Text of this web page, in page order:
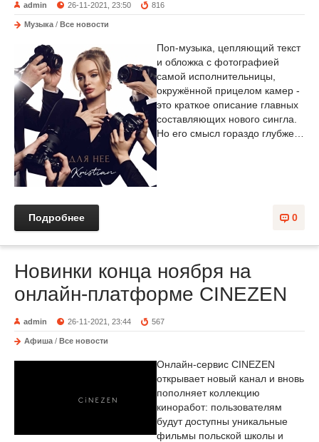
admin 26-11-2021, 23:50 816
Музыка / Все новости
Поп-музыка, цепляющий текст
и обложка с фотографией
самой исполнительницы,
окружённой прицелом камер -
это краткое описание главных
составляющих нового сингла.
Но его смысл гораздо глубже…
0
Подробнее
Новинки конца ноября на
онлайн-платформе CINEZEN
admin 26-11-2021, 23:44 567
Афиша / Все новости
Онлайн-сервис CINEZEN
открывает новый канал и вновь
пополняет коллекцию
киноработ: пользователям
будут доступны уникальные
фильмы польской школы и